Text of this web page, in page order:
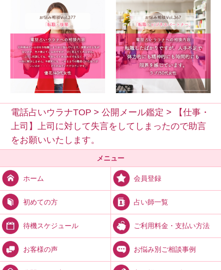
電話占いウラナTOP >公開メール鑑定 >
【仕事・
上司】上司に対して失言をしてしまったので助言
をお願いいたします。
メニュー
ホーム 会員登録
初めての方 占い師一覧
待機スケジュール ご利用料金・支払い方法
お客様の声 お悩み別ご相談事例